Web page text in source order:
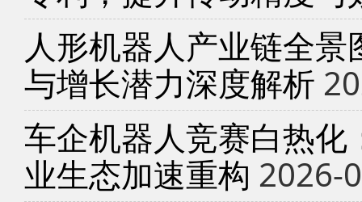
人形机器人产业链全
与增长潜力深度解析
车企机器人竞赛白热
业生态加速重构 2026-